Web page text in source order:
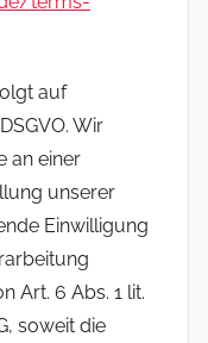
auf
Wir
an einer
unserer
Einwilligung
Art. 6 Abs. 1 lit.
soweit die